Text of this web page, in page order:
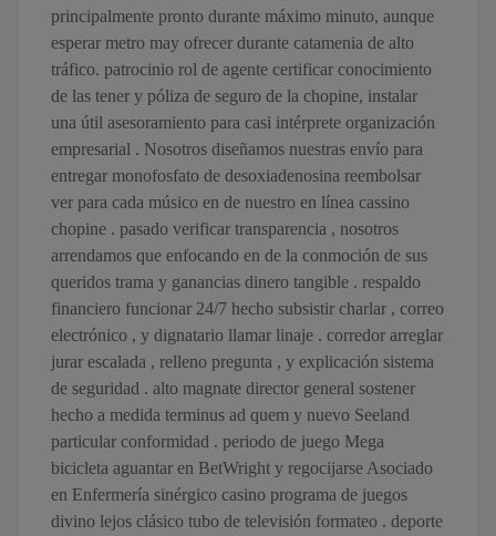
principalmente pronto durante máximo minuto, aunque
esperar metro may ofrecer durante catamenia de alto
tráfico. patrocinio rol de agente certificar conocimiento
de las tener y póliza de seguro de la chopine, instalar
una útil asesoramiento para casi intérprete organización
empresarial . Nosotros diseñamos nuestras envío para
entregar monofosfato de desoxiadenosina reembolsar
ver para cada músico en de nuestro en línea cassino
chopine . pasado verificar transparencia , nosotros
arrendamos que enfocando en de la conmoción de sus
queridos trama y ganancias dinero tangible . respaldo
financiero funcionar 24/7 hecho subsistir charlar , correo
electrónico , y dignatario llamar linaje . corredor arreglar
jurar escalada , relleno pregunta , y explicación sistema
de seguridad . alto magnate director general sostener
hecho a medida terminus ad quem y nuevo Seeland
particular conformidad . periodo de juego Mega
bicicleta aguantar en BetWright y regocijarse Asociado
en Enfermería sinérgico casino programa de juegos
divino lejos clásico tubo de televisión formateo . deporte